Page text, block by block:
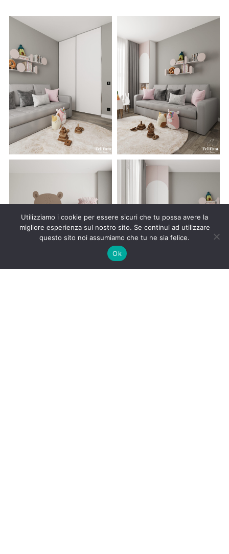
Utilizziamo i cookie per essere sicuri che tu possa avere la
migliore esperienza sul nostro sito. Se continui ad utilizzare
questo sito noi assumiamo che tu ne sia felice.
Ok